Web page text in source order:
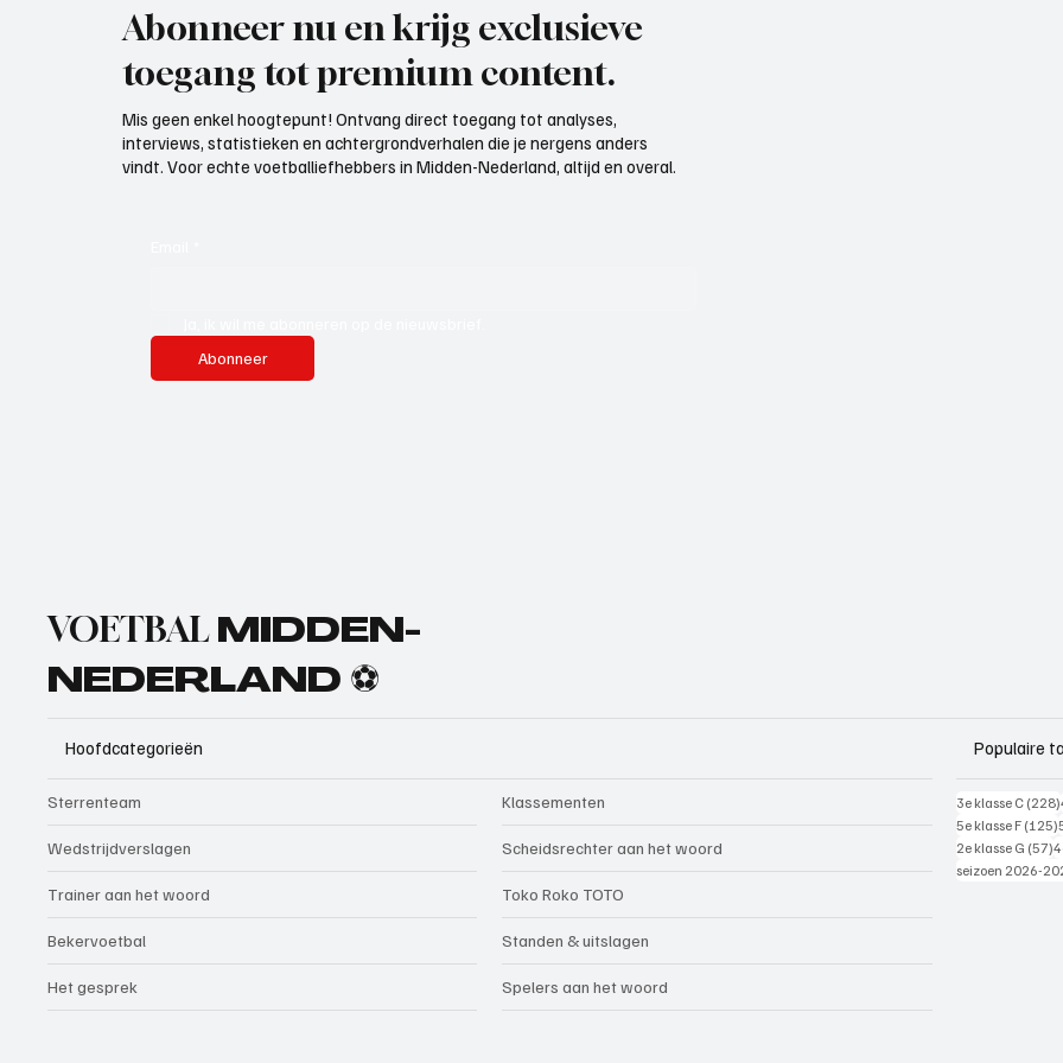
Abonneer nu en krijg exclusieve
toegang tot premium content.
Mis geen enkel hoogtepunt! Ontvang direct toegang tot analyses,
interviews, statistieken en achtergrondverhalen die je nergens anders
vindt. Voor echte voetballiefhebbers in Midden-Nederland, altijd en overal.
Abonneer
VOETBAL MIDDEN-
NEDERLAND ⚽
Hoofdcategorieën
Sterrenteam
Wedstrijdverslagen
Trainer aan het woord
Bekervoetbal
Het gesprek
Klassementen
Scheidsrechter aan het woord
Toko Roko TOTO
Standen & uitslagen
Spelers aan het woord
Populaire
3e klasse C (228)
5e klasse F (125)
2e klasse G (57)
seizoen 2026-